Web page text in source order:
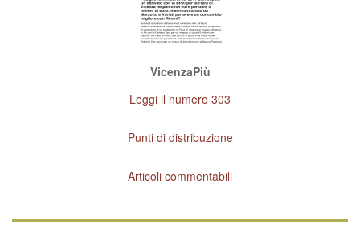
VicenzaPiù
Leggi il numero 303
Punti di distribuzione
Articoli commentabili